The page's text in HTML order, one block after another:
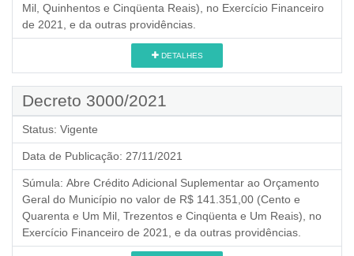
Mil, Quinhentos e Cinqüenta Reais), no Exercício Financeiro
de 2021, e da outras providências.
DETALHES
Decreto 3000/2021
Status: Vigente
Data de Publicação: 27/11/2021
Súmula: Abre Crédito Adicional Suplementar ao Orçamento
Geral do Município no valor de R$ 141.351,00 (Cento e
Quarenta e Um Mil, Trezentos e Cinqüenta e Um Reais), no
Exercício Financeiro de 2021, e da outras providências.